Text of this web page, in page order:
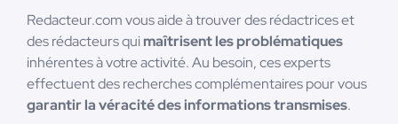
Redacteur.com vous aide à trouver des rédactrices et
des rédacteurs quimaîtrisent les problématiques
inhérentes à votre activité. Au besoin, ces experts
effectuent des recherches complémentaires pour vous
garantir la véracité des informations transmises.